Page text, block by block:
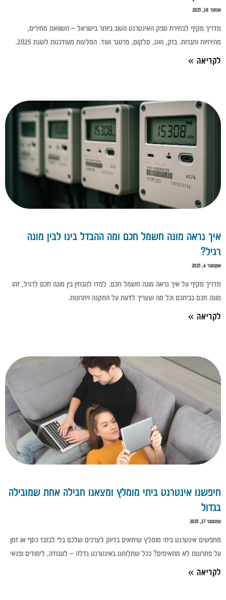
נובמבר 18, 2025
מדריך מקיף לבחירת ספק האינטרנט הטוב ביותר בישראל – השוואת מחירים,
מהירויות וחברות. בזק, הוט, סלקום, פרטנר ועוד. המלצות מעודכנות לשנת 2025.
לקריאה »
איך נראה מונה חשמל חכם ומה ההבדל בינו לבין מונה
רגיל?
אוקטובר 6, 2025
מדריך מקיף על איך נראה מונה חשמל חכם. למדו להבחין בין מונה חכם לרגיל, זהו
מונה חכם בביתכם וכל מה שצריך לדעת על התקנה ויתרונות.
לקריאה »
חיפשנו אינטרנט ביתי מומלץ ומצאנו חבילה אחת שמובילה
בגדול
ספטמבר 17, 2025
מחפשים אינטרנט ביתי מומלץ שיתאים בדיוק לצרכים שלכם בלי לבזבז כסף או זמן
על פתרונות לא מתאימים? ככל שתלותנו באינטרנט גדלה – לעבודה, לימודים ופנאי
לקריאה »